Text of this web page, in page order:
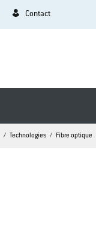
Contact
Technologies Fibre optique